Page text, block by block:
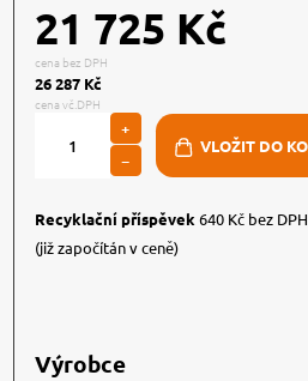
21 725 Kč
cena bez DPH
26 287 Kč
cena vč.DPH
+
−
Recyklační příspěvek 640 Kč bez DPH
(již započítán v ceně)
Výrobce